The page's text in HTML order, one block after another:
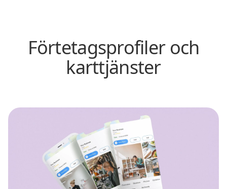
Förtetagsprofiler och
karttjänster